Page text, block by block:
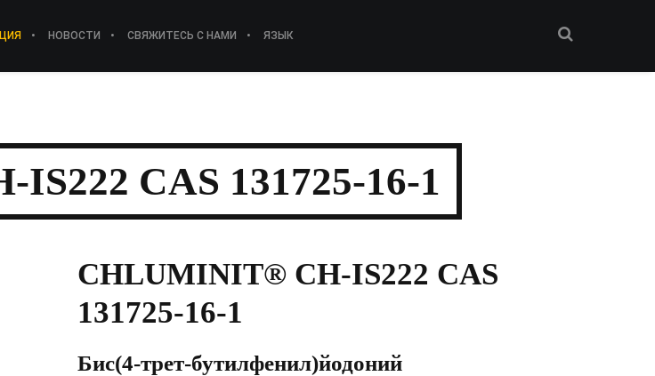
НОВОСТИ СВЯЖИТЕСЬ С НАМИ ЯЗЫК
CAS 131725-16-1
CHLUMINIT® CH-IS222 CAS
131725-16-1
Бис(4-трет-бутилфенил)йодоний